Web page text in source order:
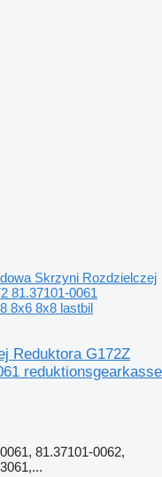
Skrzyni Rozdzielczej
81.37101-0061
8x6 8x8 lastbil
Reduktora G172Z
reduktionsgearkasse
81.37101-0062,